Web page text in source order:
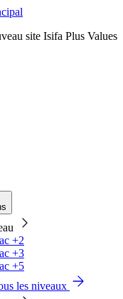
site Isifa Plus Values
+2
+3
+5
les niveaux